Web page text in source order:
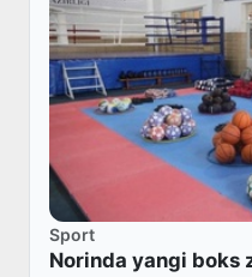
Sport
Norinda yangi boks